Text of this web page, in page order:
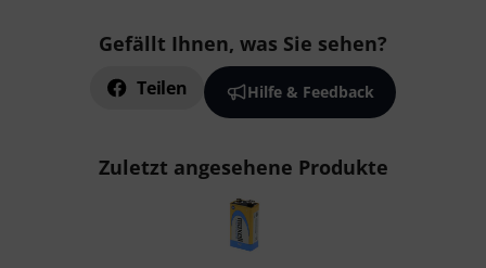
Gefällt Ihnen, was Sie sehen?
Teilen Hilfe & Feedback
Zuletzt angesehene Produkte